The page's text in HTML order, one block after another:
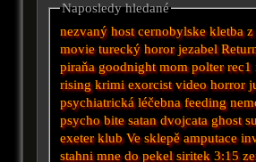
Naposledy hledané
nezvaný host cernobylske kletba
movie turecký horor jezabel
piraňa goodnight mom polter rec1
rising krimi exorcist video horror
psychiatrická léčebna feeding
psycho bite satan dvojcata ghost
exeter klub Ve sklepě amputace
stahni mne do pekel siritek 3:15